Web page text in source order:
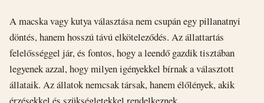
A macska vagy kutya választása nem csupán egy pillanatnyi
döntés, hanem hosszú távú elköteleződés. Az állattartás
felelősséggel jár, és fontos, hogy a leendő gazdik tisztában
legyenek azzal, hogy milyen igényekkel bírnak a választott
állataik. Az állatok nemcsak társak, hanem élőlények, akik
érzésekkel és szükségletekkel rendelkeznek.